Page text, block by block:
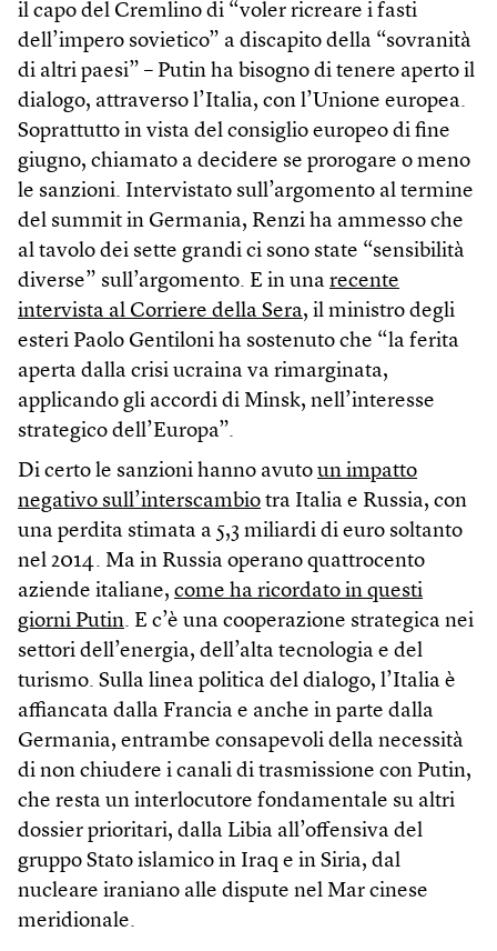
il capo del Cremlino di “voler ricreare i fasti
dell’impero sovietico” a discapito della “sovranità
di altri paesi” – Putin ha bisogno di tenere aperto il
dialogo, attraverso l’Italia, con l’Unione europea.
Soprattutto in vista del consiglio europeo di fine
giugno, chiamato a decidere se prorogare o meno
le sanzioni. Intervistato sull’argomento al termine
del summit in Germania, Renzi ha ammesso che
al tavolo dei sette grandi ci sono state “sensibilità
diverse” sull’argomento. E in una recente
intervista al Corriere della Sera, il ministro degli
esteri Paolo Gentiloni ha sostenuto che “la ferita
aperta dalla crisi ucraina va rimarginata,
applicando gli accordi di Minsk, nell’interesse
strategico dell’Europa”.
Di certo le sanzioni hanno avuto un impatto
negativo sull’interscambio tra Italia e Russia, con
una perdita stimata a 5,3 miliardi di euro soltanto
nel 2014. Ma in Russia operano quattrocento
aziende italiane, come ha ricordato in questi
giorni Putin. E c’è una cooperazione strategica nei
settori dell’energia, dell’alta tecnologia e del
turismo. Sulla linea politica del dialogo, l’Italia è
affiancata dalla Francia e anche in parte dalla
Germania, entrambe consapevoli della necessità
di non chiudere i canali di trasmissione con Putin,
che resta un interlocutore fondamentale su altri
dossier prioritari, dalla Libia all’offensiva del
gruppo Stato islamico in Iraq e in Siria, dal
nucleare iraniano alle dispute nel Mar cinese
meridionale.